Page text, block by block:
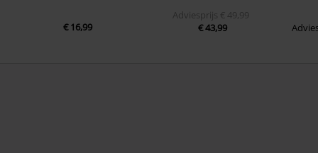
€ 16,99
Adviesprijs
€ 49,99
€ 43,99